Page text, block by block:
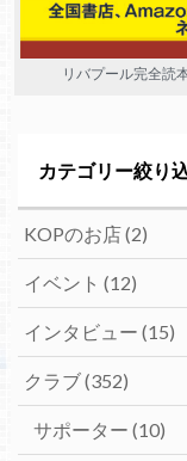
リバプール完全
カテゴリー絞り
KOPのお店(2)
イベント (12)
インタビュー (15)
クラブ(352)
サポーター (10)